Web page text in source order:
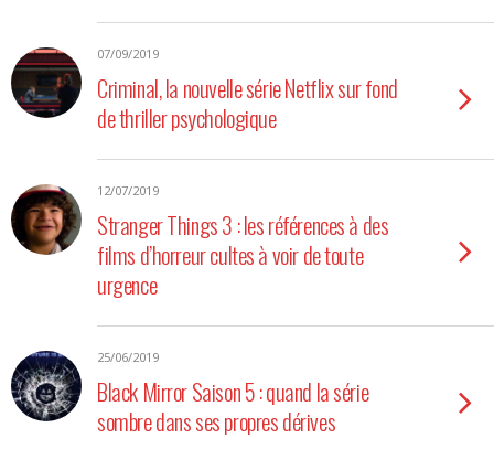
07/09/2019
Criminal, la nouvelle série Netflix sur fond
de thriller psychologique
12/07/2019
Stranger Things 3 : les références à des
films d’horreur cultes à voir de toute
urgence
25/06/2019
Black Mirror Saison 5 : quand la série
sombre dans ses propres dérives